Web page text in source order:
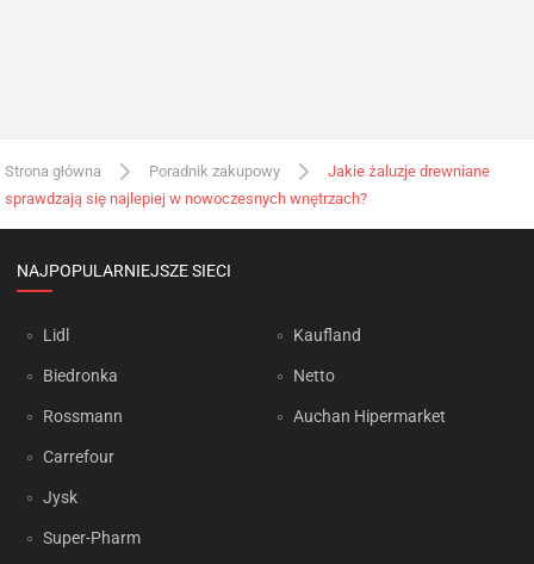
Strona główna Poradnik zakupowy
Jakie żaluzje drewniane
sprawdzają się najlepiej w nowoczesnych wnętrzach?
NAJPOPULARNIEJSZE SIECI
Lidl
Biedronka
Rossmann
Carrefour
Jysk
Super-Pharm
Kaufland
Netto
Auchan Hipermarket